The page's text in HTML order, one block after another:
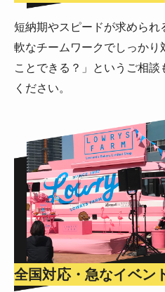
短納期やスピードが求められ
軟なチームワークでしっかり
ことできる？」というご相
ください。
全国対応・急なイベン